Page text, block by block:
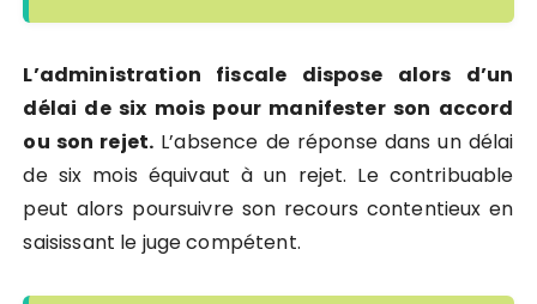
L’administration fiscale dispose alors d’un
délai de six mois pour manifester son accord
ou son rejet. L’absence de réponse dans un délai
de six mois équivaut à un rejet. Le contribuable
peut alors poursuivre son recours contentieux en
saisissant le juge compétent.